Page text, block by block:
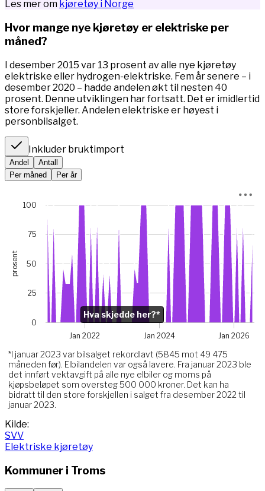
Les mer om kjøretøy i Norge
Hvor mange nye kjøretøy er elektriske per
måned?
I desember 2015 var 13 prosent av alle nye kjøretøy
elektriske eller hydrogen-elektriske. Fem år senere – i
desember 2020 – hadde andelen økt til nesten 40
prosent. Denne utviklingen har fortsatt. Det er imidlertid
store forskjeller. Andelen elektriske er høyest i
personbilsalget.
Inkluder bruktimport
Andel
Antall
Per måned
Per år
Chart with 67 data points.
*I januar 2023 var bilsalget rekordlavt (5845 mot 49
View as data table, Chart
The chart has 1 X axis displaying Time. Data ranges from
The chart has 1 Y axis displaying prosent. Data ranges
Chart annotations summary
Hva skjedde her?*. Related to Elektriske, data point
prosent
*I januar 2023 var bilsalget rekordlavt (5845 mot 49 475
måneden før). Elbilandelen var også lavere. Fra januar 2023 ble
det innført vektavgift på alle nye elbiler og moms på
kjøpsbeløpet som oversteg 500 000 kroner. Det kan ha
bidratt til den store forskjellen i salget fra desember 2022 til
januar 2023.
Jan 2022 Jan 2024 Jan 2026
0
25
50
75
100
Hva skjedde her?*
End of interactive chart.
Kilde:
SVV
Elektriske kjøretøy
Kommuner i Troms